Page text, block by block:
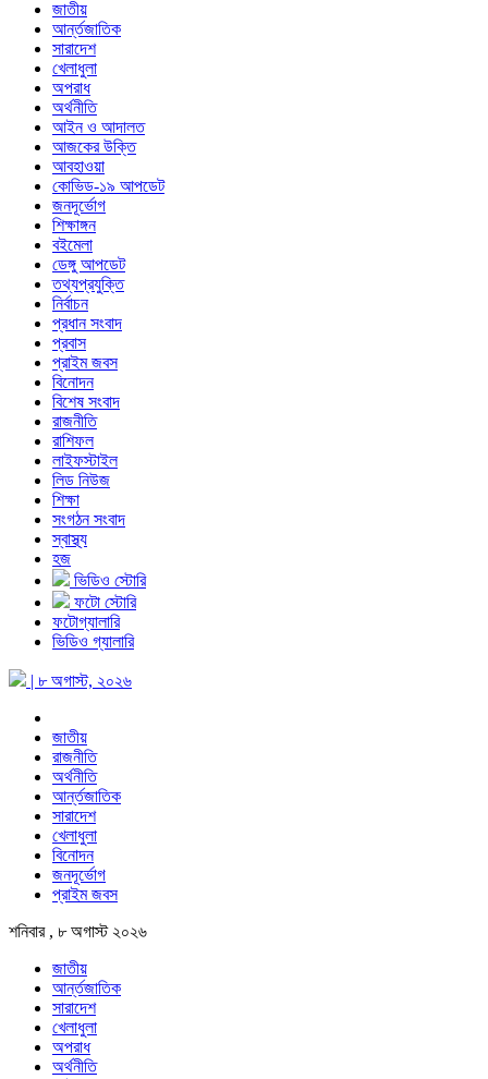
জাতীয়
আর্ন্তজাতিক
সারাদেশ
খেলাধুলা
অপরাধ
অর্থনীতি
আইন ও আদালত
আজকের উক্তি
আবহাওয়া
কোভিড-১৯ আপডেট
জনদূর্ভোগ
শিক্ষাঙ্গন
বইমেলা
ডেঙ্গু আপডেট
তথ্যপ্রযুক্তি
নির্বাচন
প্রধান সংবাদ
প্রবাস
প্রাইম জবস
বিনোদন
বিশেষ সংবাদ
রাজনীতি
রাশিফল
লাইফস্টাইল
লিড নিউজ
শিক্ষা
সংগঠন সংবাদ
স্বাস্থ্য
হজ
ভিডিও স্টোরি
ফটো স্টোরি
ফটোগ্যালারি
ভিডিও গ্যালারি
| ৮ অগাস্ট, ২০২৬
জাতীয়
রাজনীতি
অর্থনীতি
আর্ন্তজাতিক
সারাদেশ
খেলাধুলা
বিনোদন
জনদূর্ভোগ
প্রাইম জবস
শনিবার , ৮ অগাস্ট ২০২৬
জাতীয়
আর্ন্তজাতিক
সারাদেশ
খেলাধুলা
অপরাধ
অর্থনীতি